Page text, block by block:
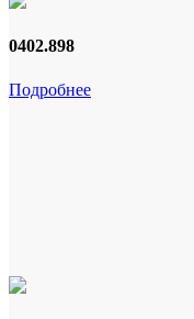
0402.898
Подробнее